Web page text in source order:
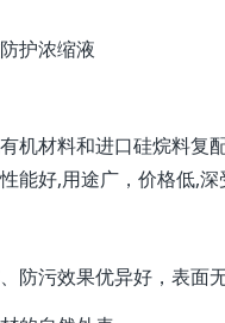
护浓缩液
机材料和进口硅烷料复
能好,用途广，价格低,深
防污效果优异好，表面